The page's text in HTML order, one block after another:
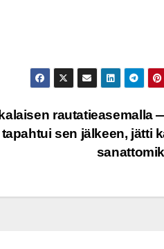
rautatieasemalla
sen jälkeen, jätti